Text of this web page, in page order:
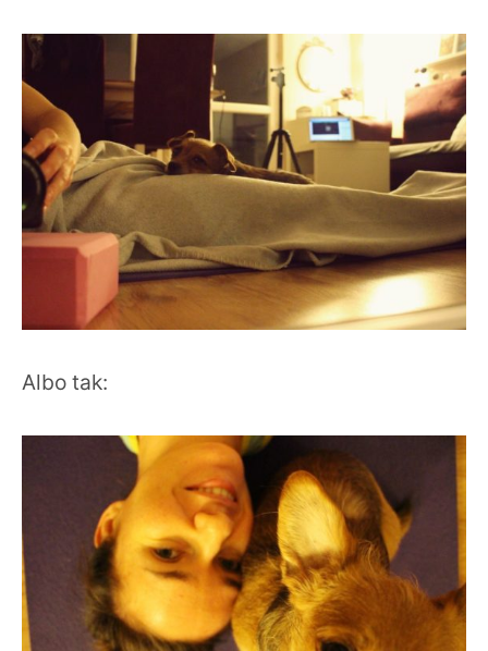
Albo tak: